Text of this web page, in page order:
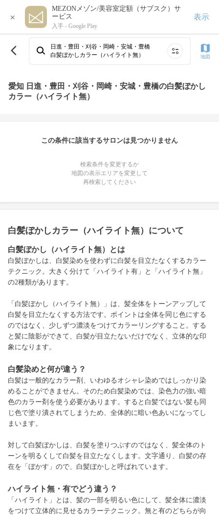
×
MEZONメゾン/美容室定額（サブスク）サ
ービス
入手 - Google Play
表示
日進・豊田・刈谷・岡崎・安城・豊橋
白髪ぼかしカラー（ハイライト無）
地図
愛知 日進・豊田・刈谷・岡崎・安城・豊橋の白髪ぼかし
カラー（ハイライト無）
この条件に該当するサロンは見つかりません
検索条件を変更するか
地図の表示エリアを変更して
再検索してください
白髪ぼかしカラー（ハイライト無）について
白髪ぼかし（ハイライト無）とは
白髪ぼかしは、白髪染めを使わずに白髪を目立たなくするカラー
テクニック。大きく分けて「ハイライト有」と「ハイライト無」
の2種類があります。
「白髪ぼかし（ハイライト無）」は、髪全体をトーンアップして
白髪を目立たなくする方法です。ポイントは全体を同じ色にする
のではなく、少しずつ濃淡をつけてカラーリングすること。する
と髪に陰影ができて、白髪が目立たないだけでなく、立体的な印
象になります。
白髪染めと何が違う？
白髪は一般的なカラー剤、いわゆるオシャレ染めではしっかり染
めることができません。そのため白髪染めでは、染色力の強い暗
色のカラー剤を使う必要があります。すると白髪ではない髪も同
じ色で塗り潰されてしまうため、全体的に暗い色あいになってし
まいます。
対して白髪ぼかしは、白髪を塗りつぶすのではなく、髪全体のト
ーンを明るくして白髪を目立たなくします。文字通り、白髪の存
在を「ぼかす」ので、白髪ぼかしと呼ばれています。
ハイライト無・有でどう違う？
「ハイライト」とは、髪の一部を明るい色にして、髪全体に濃淡
をつけて立体的に見せるカラーテクニック。無と有のどちらが向